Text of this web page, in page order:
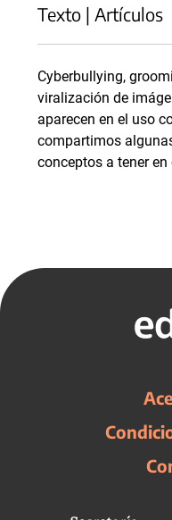
Texto | Artículos
Cyberbullying,
viralización de
aparecen en el uso
compartimos
conceptos a tener en